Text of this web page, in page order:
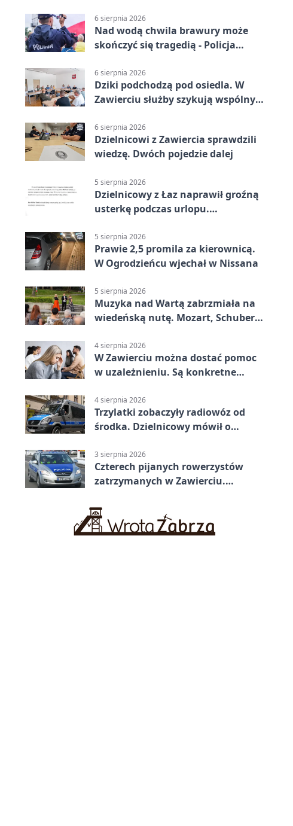
6 sierpnia 2026
Nad wodą chwila brawury może
skończyć się tragedią - Policja
6 sierpnia 2026
Dziki podchodzą pod osiedla. W
Zawierciu służby szykują wspólny
6 sierpnia 2026
Dzielnicowi z Zawiercia sprawdzili
wiedzę. Dwóch pojedzie dalej
5 sierpnia 2026
Dzielnicowy z Łaz naprawił groźną
usterkę podczas urlopu.
5 sierpnia 2026
Prawie 2,5 promila za kierownicą.
W Ogrodzieńcu wjechał w Nissana
5 sierpnia 2026
Muzyka nad Wartą zabrzmiała na
wiedeńską nutę. Mozart, Schubert i
4 sierpnia 2026
W Zawierciu można dostać pomoc
w uzależnieniu. Są konkretne
4 sierpnia 2026
Trzylatki zobaczyły radiowóz od
środka. Dzielnicowy mówił o
3 sierpnia 2026
Czterech pijanych rowerzystów
zatrzymanych w Zawierciu.
promila